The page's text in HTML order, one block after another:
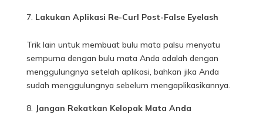
Lakukan Aplikasi Re-Curl Post-False Eyelash
Trik lain untuk membuat bulu mata palsu menyatu
sempurna dengan bulu mata Anda adalah dengan
menggulungnya setelah aplikasi, bahkan jika Anda
sudah menggulungnya sebelum mengaplikasikannya.
Jangan Rekatkan Kelopak Mata Anda